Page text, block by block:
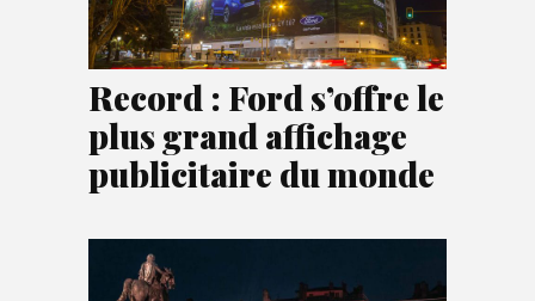
Record : Ford s’offre le
plus grand affichage
publicitaire du monde